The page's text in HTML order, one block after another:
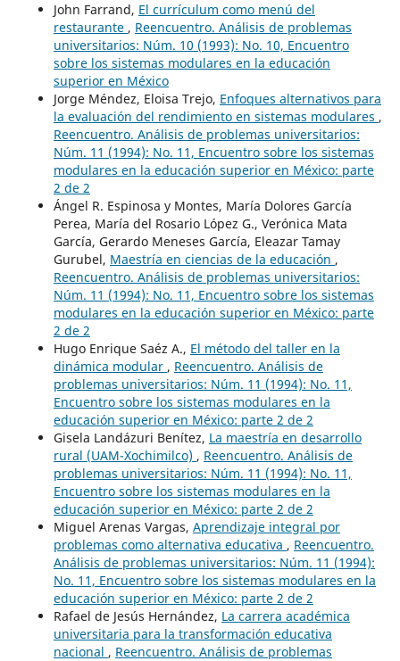
John Farrand, El currículum como menú del
restaurante , Reencuentro. Análisis de problemas
universitarios: Núm. 10 (1993): No. 10, Encuentro
sobre los sistemas modulares en la educación
superior en México
Jorge Méndez, Eloisa Trejo, Enfoques alternativos para
la evaluación del rendimiento en sistemas modulares ,
Reencuentro. Análisis de problemas universitarios:
Núm. 11 (1994): No. 11, Encuentro sobre los sistemas
modulares en la educación superior en México: parte
2 de 2
Ángel R. Espinosa y Montes, María Dolores García
Perea, María del Rosario López G., Verónica Mata
García, Gerardo Meneses García, Eleazar Tamay
Gurubel, Maestría en ciencias de la educación ,
Reencuentro. Análisis de problemas universitarios:
Núm. 11 (1994): No. 11, Encuentro sobre los sistemas
modulares en la educación superior en México: parte
2 de 2
Hugo Enrique Saéz A., El método del taller en la
dinámica modular , Reencuentro. Análisis de
problemas universitarios: Núm. 11 (1994): No. 11,
Encuentro sobre los sistemas modulares en la
educación superior en México: parte 2 de 2
Gisela Landázuri Benítez, La maestría en desarrollo
rural (UAM-Xochimilco) , Reencuentro. Análisis de
problemas universitarios: Núm. 11 (1994): No. 11,
Encuentro sobre los sistemas modulares en la
educación superior en México: parte 2 de 2
Miguel Arenas Vargas, Aprendizaje integral por
problemas como alternativa educativa , Reencuentro.
Análisis de problemas universitarios: Núm. 11 (1994):
No. 11, Encuentro sobre los sistemas modulares en la
educación superior en México: parte 2 de 2
Rafael de Jesús Hernández, La carrera académica
universitaria para la transformación educativa
nacional , Reencuentro. Análisis de problemas